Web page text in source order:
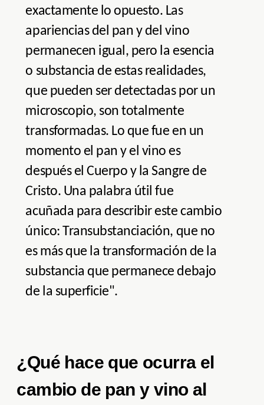
exactamente lo opuesto. Las
apariencias del pan y del vino
permanecen igual, pero la esencia
o substancia de estas realidades,
que pueden ser detectadas por un
microscopio, son totalmente
transformadas. Lo que fue en un
momento el pan y el vino es
después el Cuerpo y la Sangre de
Cristo. Una palabra útil fue
acuñada para describir este cambio
único: Transubstanciación, que no
es más que la transformación de la
substancia que permanece debajo
de la superficie".
¿Qué hace que ocurra el
cambio de pan y vino al